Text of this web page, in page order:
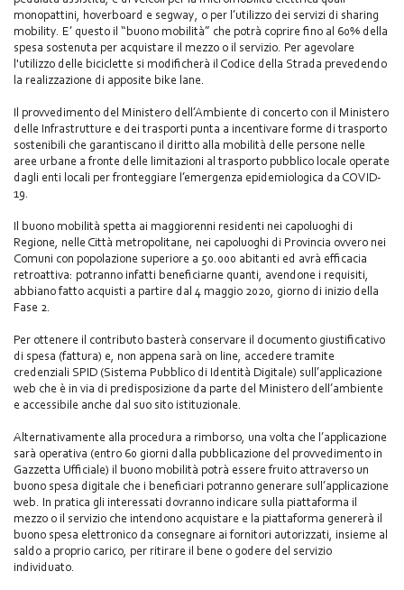
monopattini, hoverboard e segway, o per l’utilizzo dei servizi di sharing
mobility. E’ questo il “buono mobilità” che potrà coprire fino al 60% della
spesa sostenuta per acquistare il mezzo o il servizio. Per agevolare
l'utilizzo delle biciclette si modificherà il Codice della Strada prevedendo
la realizzazione di apposite bike lane.
Il provvedimento del Ministero dell’Ambiente di concerto con il Ministero
delle Infrastrutture e dei trasporti punta a incentivare forme di trasporto
sostenibili che garantiscano il diritto alla mobilità delle persone nelle
aree urbane a fronte delle limitazioni al trasporto pubblico locale operate
dagli enti locali per fronteggiare l’emergenza epidemiologica da COVID-
19.
Il buono mobilità spetta ai maggiorenni residenti nei capoluoghi di
Regione, nelle Città metropolitane, nei capoluoghi di Provincia ovvero nei
Comuni con popolazione superiore a 50.000 abitanti ed avrà efficacia
retroattiva: potranno infatti beneficiarne quanti, avendone i requisiti,
abbiano fatto acquisti a partire dal 4 maggio 2020, giorno di inizio della
Fase 2.
Per ottenere il contributo basterà conservare il documento giustificativo
di spesa (fattura) e, non appena sarà on line, accedere tramite
credenziali SPID (Sistema Pubblico di Identità Digitale) sull’applicazione
web che è in via di predisposizione da parte del Ministero dell’ambiente
e accessibile anche dal suo sito istituzionale.
Alternativamente alla procedura a rimborso, una volta che l’applicazione
sarà operativa (entro 60 giorni dalla pubblicazione del provvedimento in
Gazzetta Ufficiale) il buono mobilità potrà essere fruito attraverso un
buono spesa digitale che i beneficiari potranno generare sull’applicazione
web. In pratica gli interessati dovranno indicare sulla piattaforma il
mezzo o il servizio che intendono acquistare e la piattaforma genererà il
buono spesa elettronico da consegnare ai fornitori autorizzati, insieme al
saldo a proprio carico, per ritirare il bene o godere del servizio
individuato.